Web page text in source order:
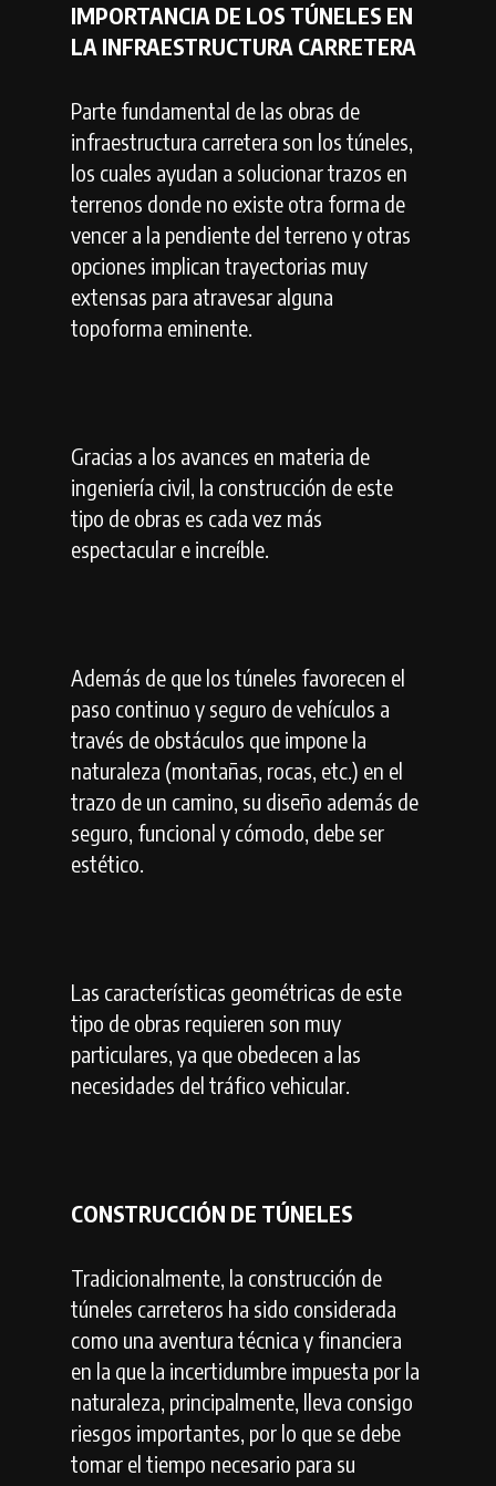
IMPORTANCIA DE LOS TÚNELES EN
LA INFRAESTRUCTURA CARRETERA
Parte fundamental de las obras de
infraestructura carretera son los túneles,
los cuales ayudan a solucionar trazos en
terrenos donde no existe otra forma de
vencer a la pendiente del terreno y otras
opciones implican trayectorias muy
extensas para atravesar alguna
topoforma eminente.
Gracias a los avances en materia de
ingeniería civil, la construcción de este
tipo de obras es cada vez más
espectacular e increíble.
Además de que los túneles favorecen el
paso continuo y seguro de vehículos a
través de obstáculos que impone la
naturaleza (montañas, rocas, etc.) en el
trazo de un camino, su diseño además de
seguro, funcional y cómodo, debe ser
estético.
Las características geométricas de este
tipo de obras requieren son muy
particulares, ya que obedecen a las
necesidades del tráfico vehicular.
CONSTRUCCIÓN DE TÚNELES
Tradicionalmente, la construcción de
túneles carreteros ha sido considerada
como una aventura técnica y financiera
en la que la incertidumbre impuesta por la
naturaleza, principalmente, lleva consigo
riesgos importantes, por lo que se debe
tomar el tiempo necesario para su